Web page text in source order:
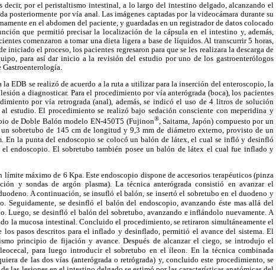
decir, por el peristaltismo intestinal, a lo largo del intestino delgado, alcanzando el
posteriormente por vía anal. Las imágenes captadas por la videocámara durante su
en el abdomen del paciente, y guardadas en un registrador de datos colocado
que permitió precisar la localización de la cápsula en el intestino y, además,
comenzaron a tomar una dieta ligera a base de líquidos. Al transcurrir 5 horas,
iniciado el proceso, los pacientes regresaron para que se les realizara la descarga de
para así dar inicio a la revisión del estudio por uno de los gastroenterólogos
Gastroenterología.
EDB se realizó de acuerdo a la ruta a utilizar para la inserción del enteroscopio, la
a diagnosticar. Para el procedimiento por vía anterógrada (boca), los pacientes
por vía retrograda (anal), además, se indicó el uso de 4 litros de solución
El procedimiento se realizó bajo sedación consciente con meperidina y
de Doble Balón modelo EN-450T5 (Fujinon®, Saitama, Japón) compuesto por un
sobretubo de 145 cm de longitud y 9,3 mm de diámetro externo, provisto de un
En la puntadel endoscopio se colocó un balón de látex, el cual se infló y desinfló
el endoscopio. El sobretubo también posee un balón de látex el cual fue inflado y
máximo de 6 Kpa. Este endoscopio dispone de accesorios terapéuticos (pinza
y sondas de argón plasma). La técnica anterógrada consistió en avanzar el
A continuación, se insufló el balón, se insertó el sobretubo en el duodeno y
Seguidamente, se desinfló el balóndel endoscopio, avanzando éste mas allá del
Luego, se desinfló el balón del sobretubo, avanzando e inflándolo nuevamente. A
la mucosa intestinal. Concluido el procedimiento, se retiraron simultáneamente el
los pasos descritos para el inflado y desinflado, permitió el avancedel sistema. El
principio de fijación y avance. Después de alcanzar elciego, se introdujo el
para luego introducir el sobretubo en el íleon. En la técnica combinada
de las dos vías (anterógrada o retrógrada) y, concluido este procedimiento, se